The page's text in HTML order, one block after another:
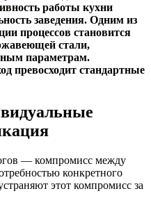
работы кухни
заведения. Одним из
процессов становится
стали,
параметрам.
превосходит стандартные
— компромисс между
конкретного
этот компромисс за